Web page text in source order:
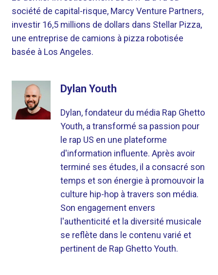
société de capital-risque, Marcy Venture Partners,
investir 16,5 millions de dollars dans Stellar Pizza,
une entreprise de camions à pizza robotisée
basée à Los Angeles.
Dylan Youth
Dylan, fondateur du média Rap Ghetto
Youth, a transformé sa passion pour
le rap US en une plateforme
d'information influente. Après avoir
terminé ses études, il a consacré son
temps et son énergie à promouvoir la
culture hip-hop à travers son média.
Son engagement envers
l'authenticité et la diversité musicale
se reflète dans le contenu varié et
pertinent de Rap Ghetto Youth.